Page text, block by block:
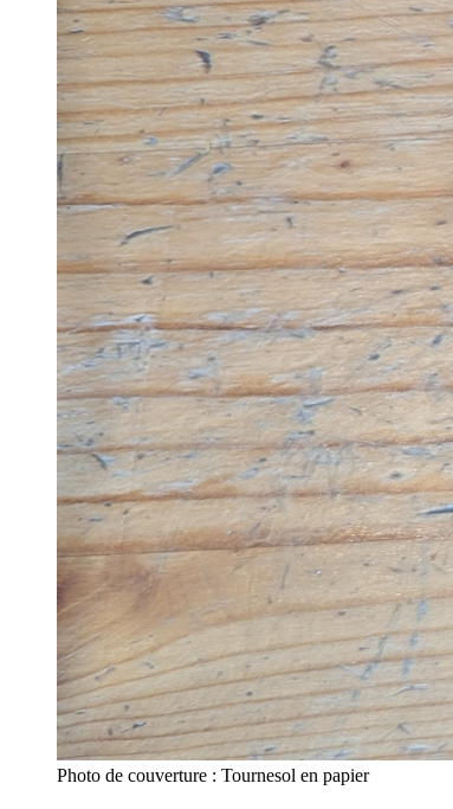
Photo de couverture : Tournesol en papier